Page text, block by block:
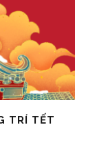
TRÍ TẾT